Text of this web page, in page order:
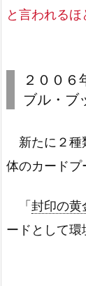
と言われるほ
２００
ブル・ブ
新たに２種
体のカードプ
「 封印の黄
ードとして環